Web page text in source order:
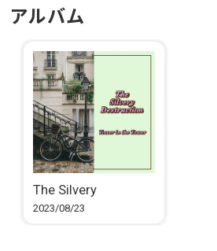
アルバム
The Silvery
Destruction
2023/08/23